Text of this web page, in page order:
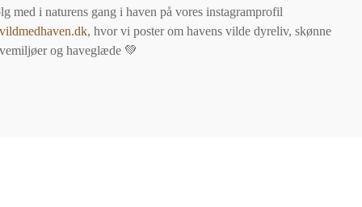
med i naturens gang i haven på vores instagramprofil
, hvor vi poster om havens vilde dyreliv, skønne
og haveglæde 💚